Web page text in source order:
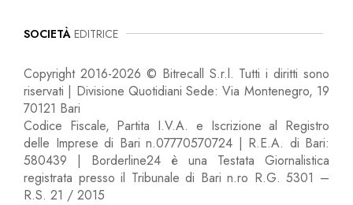
SOCIETÀ EDITRICE
Copyright 2016-2026 © Bitrecall S.r.l. Tutti i diritti sono
riservati | Divisione Quotidiani Sede: Via Montenegro, 19
70121 Bari
Codice Fiscale, Partita I.V.A. e Iscrizione al Registro
delle Imprese di Bari n.07770570724 | R.E.A. di Bari:
580439 | Borderline24 è una Testata Giornalistica
registrata presso il Tribunale di Bari n.ro R.G. 5301 –
R.S. 21 / 2015